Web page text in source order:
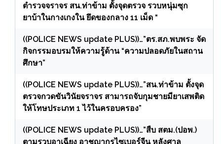
ตำรวจจราจร สน.ท่าข้าม ตั้งจุดตรวจ รวบหนุ่มซุก
ยาบ้าในกางเกงใน ยึดของกลาง 11 เม็ด “
((POLICE NEWS update PLUS))…”ตร.สภ.พบพระ จัด
กิจกรรมอบรมให้ความรู้ด้าน “ความปลอดภัยในสถาน
ศึกษา”
((POLICE NEWS update PLUS))…”สน.ท่าข้าม ตั้งจุด
ตรวจกวดขันวินัยจราจร สามารถจับกุมชายมียาเสพติด
ให้โทษประเภท 1 ไว้ในครอบครอง”
((POLICE NEWS update PLUS))…”สืบ สตม.(ปอพ.)
ตามรวบอาเฉียง อาชญากรไซเบอร์จีน หลังศาล